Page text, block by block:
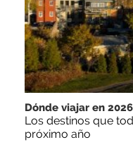
Dónde viajar en 2026
Los destinos que
próximo año